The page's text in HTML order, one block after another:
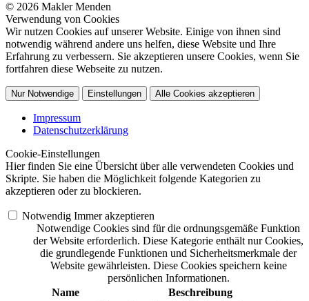
© 2026 Makler Menden
Verwendung von Cookies
Wir nutzen Cookies auf unserer Website. Einige von ihnen sind
notwendig während andere uns helfen, diese Website und Ihre
Erfahrung zu verbessern. Sie akzeptieren unsere Cookies, wenn Sie
fortfahren diese Webseite zu nutzen.
Nur Notwendige Einstellungen Alle Cookies akzeptieren
Impressum
Datenschutzerklärung
Cookie-Einstellungen
Hier finden Sie eine Übersicht über alle verwendeten Cookies und
Skripte. Sie haben die Möglichkeit folgende Kategorien zu
akzeptieren oder zu blockieren.
Notwendig Immer akzeptieren
Notwendige Cookies sind für die ordnungsgemäße Funktion
der Website erforderlich. Diese Kategorie enthält nur Cookies,
die grundlegende Funktionen und Sicherheitsmerkmale der
Website gewährleisten. Diese Cookies speichern keine
persönlichen Informationen.
Name
Beschreibung